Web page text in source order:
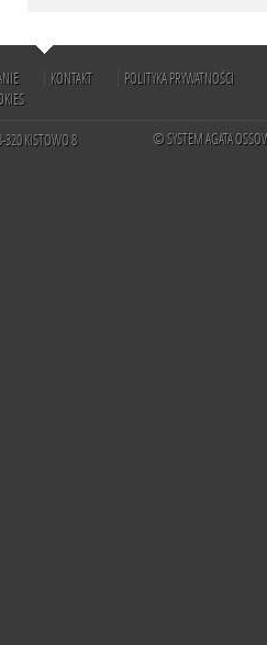
KONTAKT
POLITYKA PRYWATNOŚCI
320 KISTOWO 8 © SYSTEM AGATA